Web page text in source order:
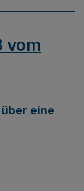
vom
eine